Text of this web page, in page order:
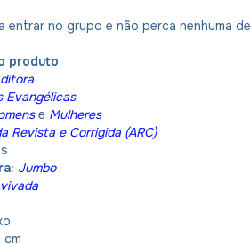
entrar no grupo e não perca nenhuma
produto
Evangélicas
e Mulheres
Revista e Corrigida (ARC)
Jumbo
cm